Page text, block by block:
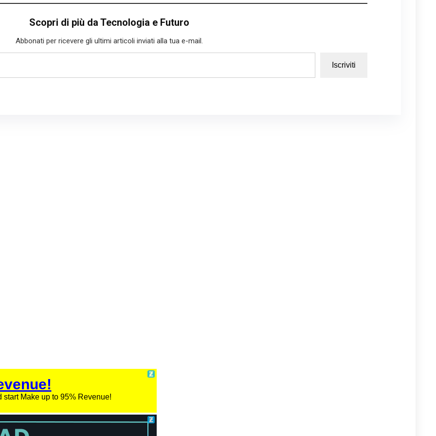
Scopri di più da Tecnologia e Futuro
Abbonati per ricevere gli ultimi articoli inviati alla tua e-mail.
Iscriviti